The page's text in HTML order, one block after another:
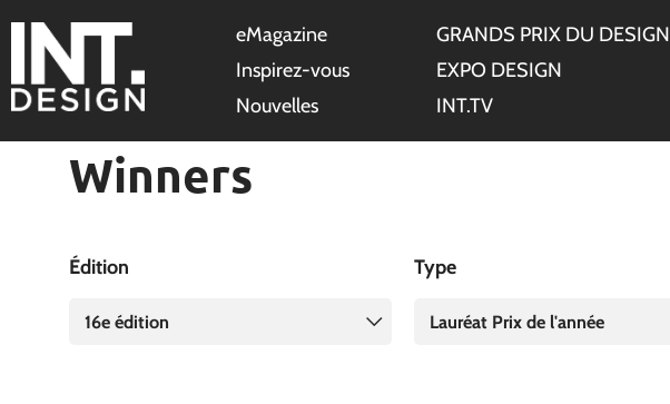
eMagazine
Inspirez-vous
Nouvelles
GRANDS PRIX DU DESIGN
EXPO DESIGN
INT.TV
Winners
Édition
16e édition
Type
Lauréat Prix de l'année